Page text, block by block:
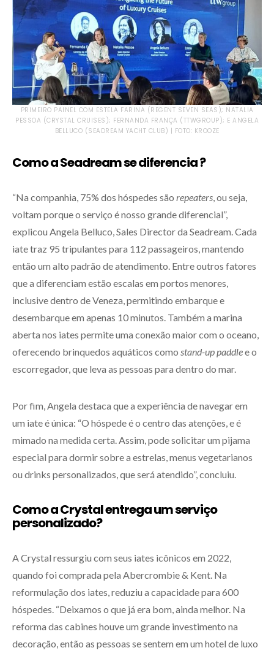
PRIMEIRO PAINEL COM ESTELA FARINA (REGENT SEVEN SEAS); NATALIA
PESSOA (CRYSTAL CRUISES); FERNANDA FRANÇA (TTWGROUP); E ANGELA
BELLUCO (SEADREAM YACHT CLUB) | FOTO: KROOZE
Como a Seadream se diferencia ?
“Na companhia, 75% dos hóspedes são repeaters , ou seja,
voltam porque o serviço é nosso grande diferencial”,
explicou Angela Belluco, Sales Director da Seadream. Cada
iate traz 95 tripulantes para 112 passageiros, mantendo
então um alto padrão de atendimento. Entre outros fatores
que a diferenciam estão escalas em portos menores,
inclusive dentro de Veneza, permitindo embarque e
desembarque em apenas 10 minutos. Também a marina
aberta nos iates permite uma conexão maior com o oceano,
oferecendo brinquedos aquáticos como stand-up paddlee o
escorregador, que leva as pessoas para dentro do mar.
Por fim, Angela destaca que a experiência de navegar em
um iate é única: “O hóspede é o centro das atenções, e é
mimado na medida certa. Assim, pode solicitar um pijama
especial para dormir sobre a estrelas, menus vegetarianos
ou drinks personalizados, que será atendido”, concluiu.
Como a Crystal entrega um serviço
personalizado?
A Crystal ressurgiu com seus iates icônicos em 2022,
quando foi comprada pela Abercrombie & Kent. Na
reformulação dos iates, reduziu a capacidade para 600
hóspedes. “Deixamos o que já era bom, ainda melhor. Na
reforma das cabines houve um grande investimento na
decoração, então as pessoas se sentem em um hotel de luxo